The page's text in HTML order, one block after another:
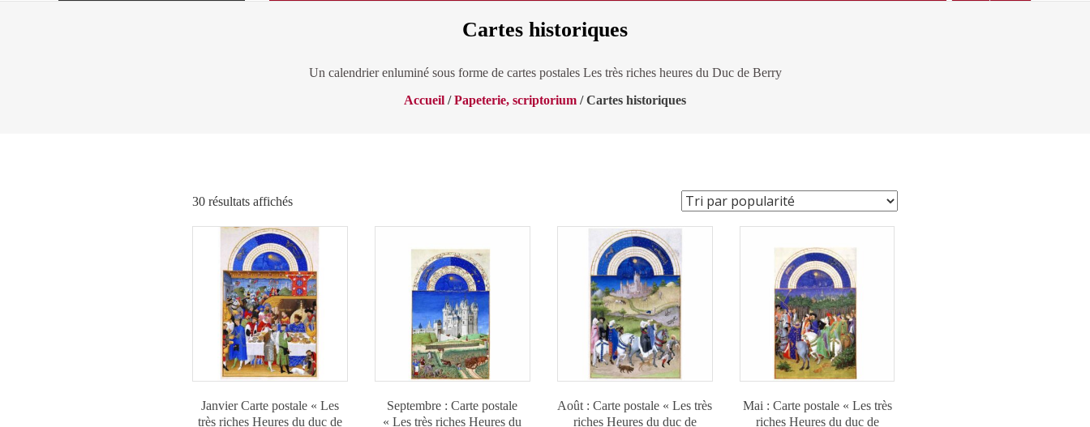
Cartes historiques
Un calendrier enluminé sous forme de cartes postales Les très riches heures du Duc de Berry
Accueil /Papeterie, scriptorium / Cartes historiques
30 résultats affichésTrié
par
popularité
Janvier Carte postale « Les
très riches Heures du duc de
Septembre : Carte postale
« Les très riches Heures du
Août : Carte postale « Les très
riches Heures du duc de
Mai : Carte postale « Les très
riches Heures du duc de